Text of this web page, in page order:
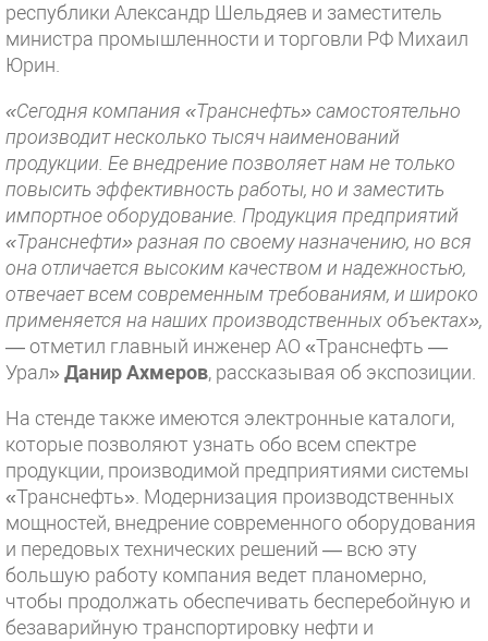
республики Александр Шельдяев и заместитель
министра промышленности и торговли РФ Михаил
Юрин.
«Сегодня компания «Транснефть» самостоятельно
производит несколько тысяч наименований
продукции. Ее внедрение позволяет нам не только
повысить эффективность работы, но и заместить
импортное оборудование. Продукция предприятий
«Транснефти» разная по своему назначению, но вся
она отличается высоким качеством и надежностью,
отвечает всем современным требованиям, и широко
применяется на наших производственных объектах»,
— отметил главный инженер АО «Транснефть —
Урал»Данир Ахмеров, рассказывая об экспозиции.
На стенде также имеются электронные каталоги,
которые позволяют узнать обо всем спектре
продукции, производимой предприятиями системы
«Транснефть». Модернизация производственных
мощностей, внедрение современного оборудования
и передовых технических решений — всю эту
большую работу компания ведет планомерно,
чтобы продолжать обеспечивать бесперебойную и
безаварийную транспортировку нефти и